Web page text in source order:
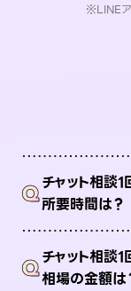
※LINEア
Qチャット相談
所要時間は？
Qチャット相談
相場の金額は